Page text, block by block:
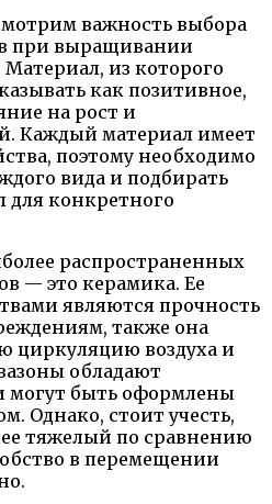
важность выбора
при выращивании
из которого
как позитивное,
на рост и
Каждый материал имеет
поэтому необходимо
вида и подбирать
конкретного
распространенных
— это керамика. Ее
являются прочность
также она
циркуляцию воздуха и
обладают
могут быть оформлены
Однако, стоит учесть,
тяжелый по сравнению
в перемещении